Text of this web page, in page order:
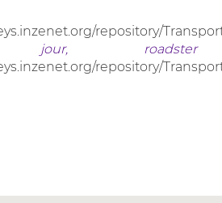
repository/
roadster
repository/